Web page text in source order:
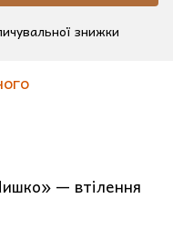
знижки
— втілення